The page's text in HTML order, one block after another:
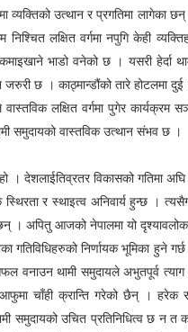
उत्थान र प्रगतिमा लागेका
लक्षित वर्गमा नपुगि केही
भाडो वनेको छ । यसरी हेर्दा
छ । काठ्मान्डौंको तारे होटलमा दुई
लक्षित वर्गमा पुगेर कार्यक्रम
समुदायको वास्तविक उत्थान संभव छ ।
गतिमा अघि वढाउन
र स्थाइत्व अनिवार्य हुन्छ ।
। अपितु आजको नेपालमा यो
भूमिका हुने गर्छ ।
वनाउन थामी समुदायले अभुतपूर्व त्याग
चाँही क्रान्ति गरेको छैन् । हरेक
समुदायको उचित प्रतिनिधित्व छ न त